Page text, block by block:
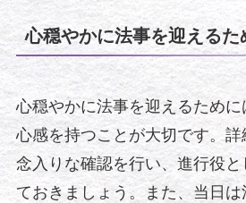
心穏やかに法事を迎えるた
心穏やかに法事を迎えるため
心感を持つことが大切です。
念入りな確認を行い、進行役
ておきましょう。また、当日